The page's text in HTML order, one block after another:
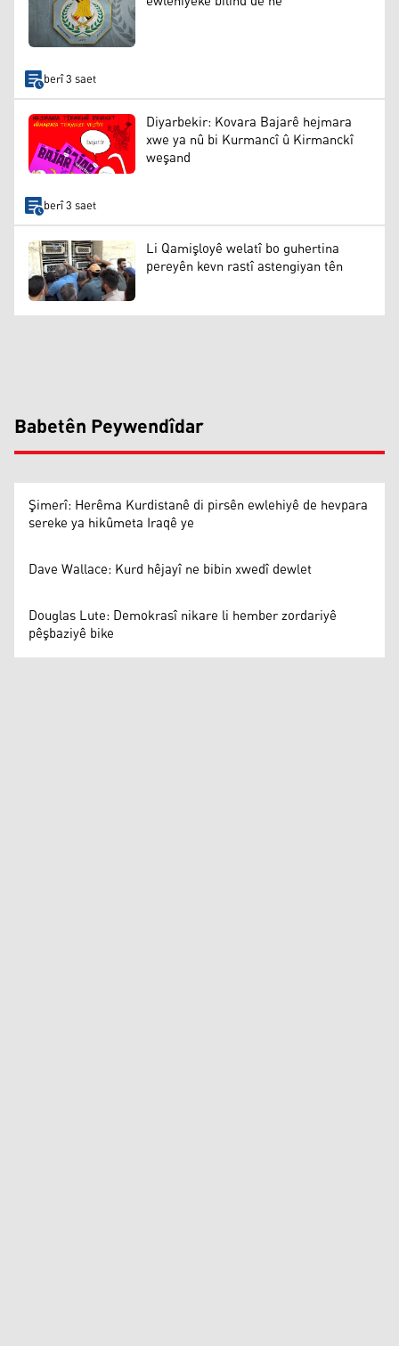
berî 3 saet
Diyarbekir: Kovara Bajarê hejmara
xwe ya nû bi Kurmancî û Kirmanckî
weşand
berî 3 saet
Li Qamişloyê welatî bo guhertina
pereyên kevn rastî astengiyan tên
Babetên Peywendîdar
Şimerî: Herêma Kurdistanê di pirsên ewlehiyê de hevpara
sereke ya hikûmeta Iraqê ye
Dave Wallace: Kurd hêjayî ne bibin xwedî dewlet
Douglas Lute: Demokrasî nikare li hember zordariyê
pêşbaziyê bike